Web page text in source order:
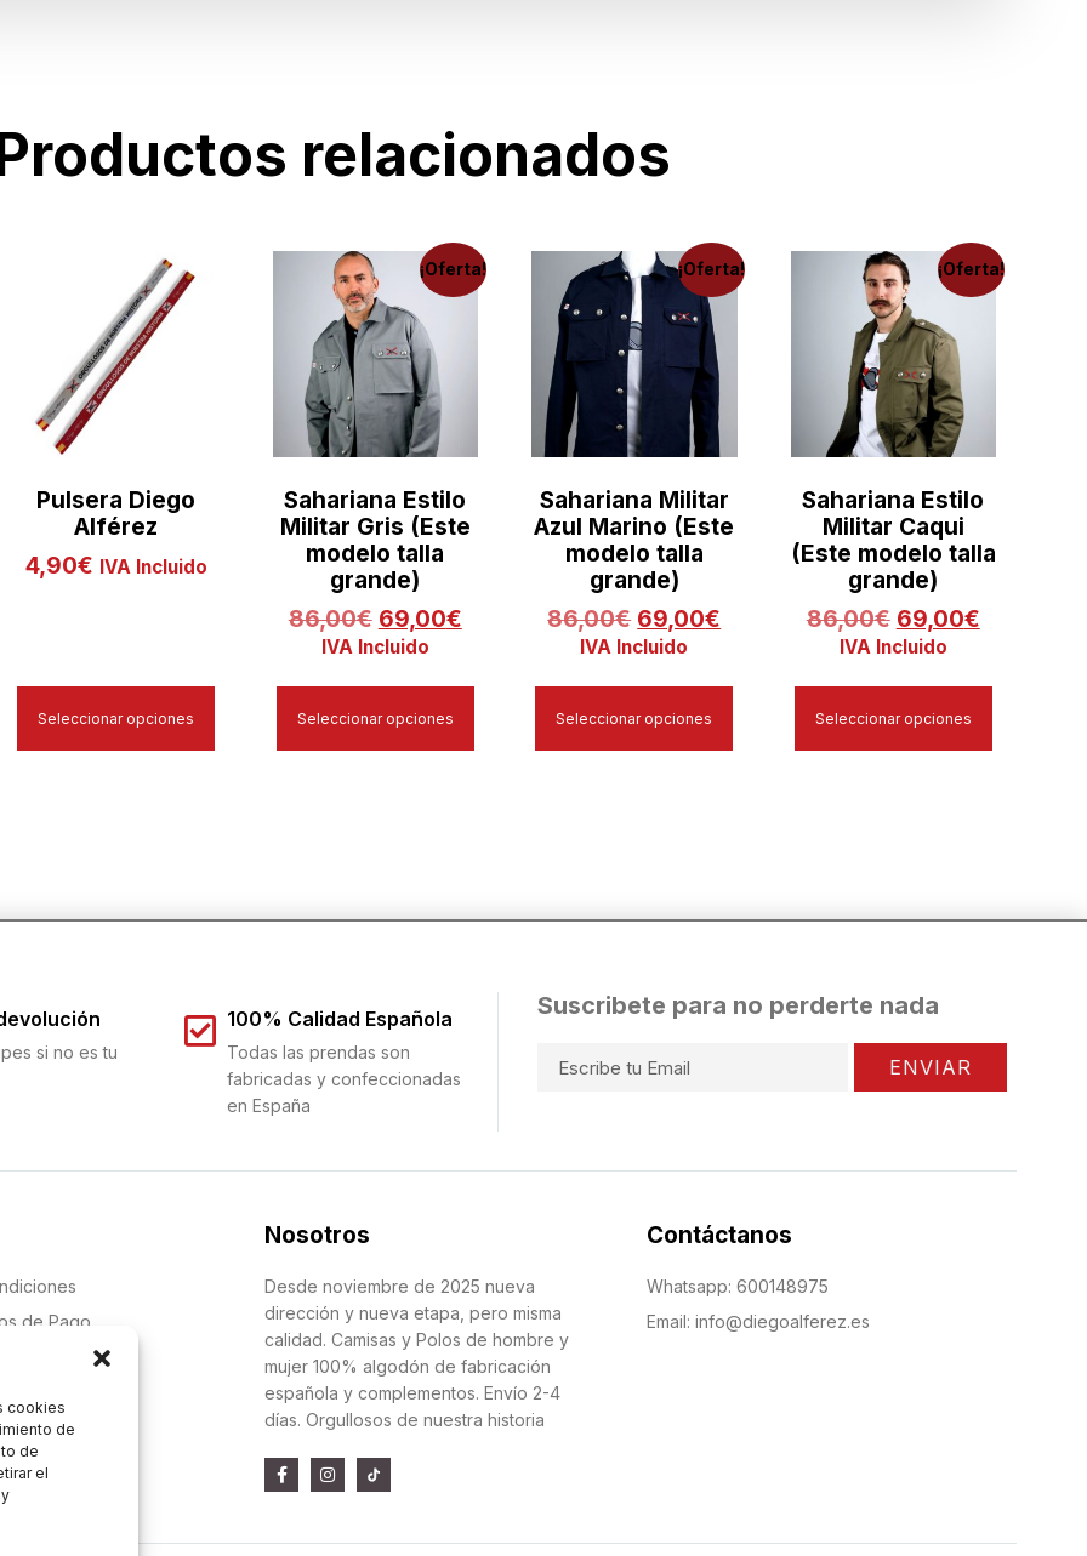
cookies
de
de
el
relacionados
Pulsera Diego
Alférez
4,90€ IVA Incluido
Seleccionar opciones
¡Oferta!
Sahariana Estilo
Militar Gris (Este
modelo talla
grande)
86,00€ 69,00€
IVA Incluido
Seleccionar opciones
¡Oferta!
Sahariana Militar
Azul Marino (Este
modelo talla
grande)
86,00€ 69,00€
IVA Incluido
Seleccionar opciones
¡Oferta!
Sahariana Estilo
Militar Caqui
(Este modelo talla
grande)
86,00€ 69,00€
IVA Incluido
Seleccionar opciones
si no es tu
100% Calidad Española
Todas las prendas son
fabricadas y confeccionadas
en España
Suscribete para no perderte nada
ENVIAR
de Pago
Nosotros
Desde noviembre de 2025 nueva
dirección y nueva etapa, pero misma
calidad. Camisas y Polos de hombre y
mujer 100% algodón de fabricación
española y complementos. Envío 2-4
días. Orgullosos de nuestra historia
Contáctanos
Whatsapp: 600148975
Email: info@diegoalferez.es